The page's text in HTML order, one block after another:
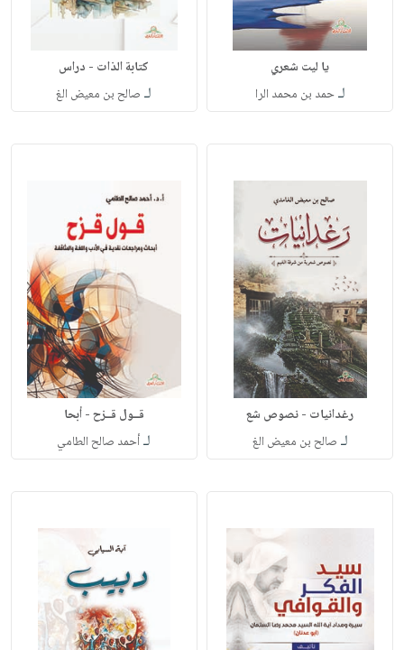
يا ليت شعري
لـحمد بن محمد الرا
كتابة الذات - دراس
لـ صالح بن معيض الغ
رغدانيات - نصوص شع
لـ صالح بن معيض الغ
قــول قــزح - أبحا
لـأحمد صالح الطامي